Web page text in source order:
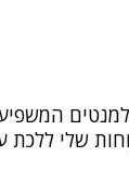
שלי ללכת